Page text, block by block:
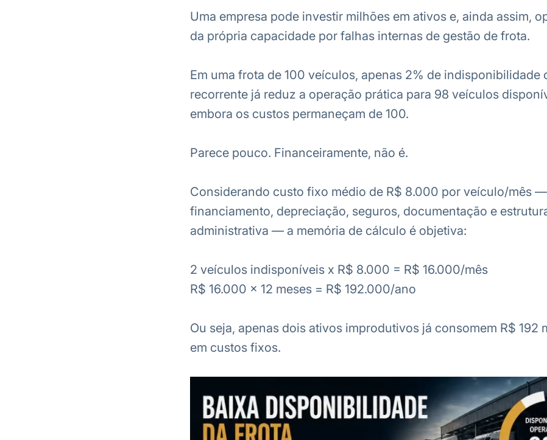
Uma empresa pode investir milhões em ativos e, ainda assim,
da própria capacidade por falhas internas de gestão de frota.
Em uma frota de 100 veículos, apenas 2% de indisponibilidade
recorrente já reduz a operação prática para 98 veículos
embora os custos permaneçam de 100.
Parece pouco. Financeiramente, não é.
Considerando custo fixo médio de R$ 8.000 por veículo/mês
financiamento, depreciação, seguros, documentação e
administrativa — a memória de cálculo é objetiva:
2 veículos indisponíveis x R$ 8.000 = R$ 16.000/mês
R$ 16.000 x 12 meses = R$ 192.000/ano
Ou seja, apenas dois ativos improdutivos já consomem R$ 192
em custos fixos.